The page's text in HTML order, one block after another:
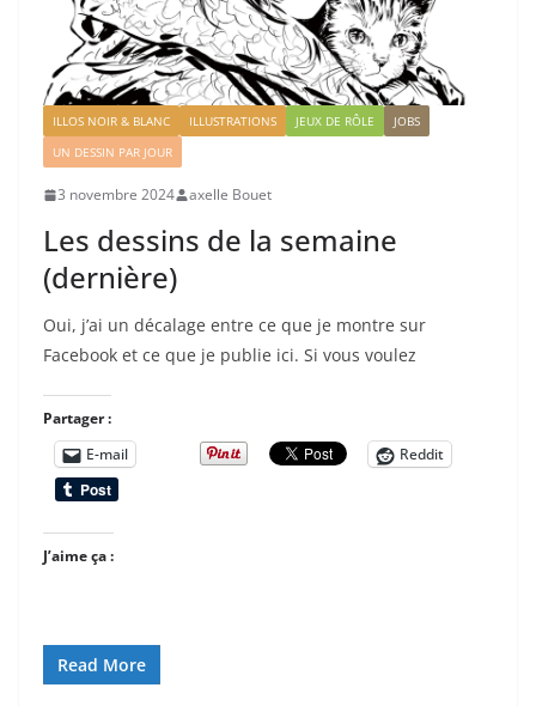
ILLOS NOIR & BLANC ILLUSTRATIONS JEUX DE RÔLE
JOBS
UN DESSIN PAR JOUR
3 novembre 2024 axelle Bouet
Les dessins de la semaine
(dernière)
Oui, j’ai un décalage entre ce que je montre sur
Facebook et ce que je publie ici. Si vous voulez
Partager :
E-mail
Reddit
J’aime ça :
Read More